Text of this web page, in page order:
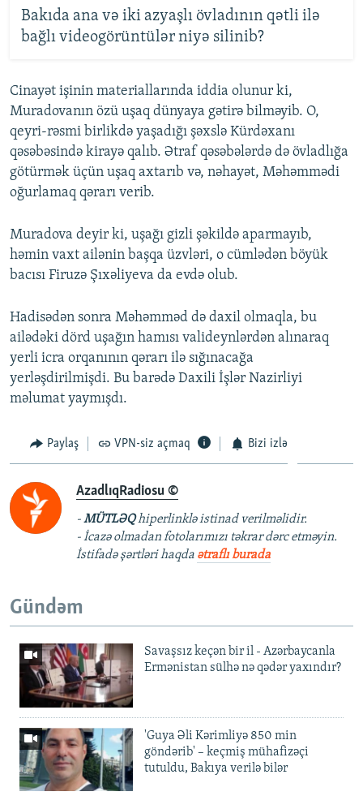
Bakıda ana və iki azyaşlı övladının qətli ilə
bağlı videogörüntülər niyə silinib?
Cinayət işinin materiallarında iddia olunur ki,
Muradovanın özü uşaq dünyaya gətirə bilməyib. O,
qeyri-rəsmi birlikdə yaşadığı şəxslə Kürdəxanı
qəsəbəsində kirayə qalıb. Ətraf qəsəbələrdə də övladlığa
götürmək üçün uşaq axtarıb və, nəhayət, Məhəmmədi
oğurlamaq qərarı verib.
Muradova deyir ki, uşağı gizli şəkildə aparmayıb,
həmin vaxt ailənin başqa üzvləri, o cümlədən böyük
bacısı Firuzə Şıxəliyeva da evdə olub.
Hadisədən sonra Məhəmməd də daxil olmaqla, bu
ailədəki dörd uşağın hamısı valideynlərdən alınaraq
yerli icra orqanının qərarı ilə sığınacağa
yerləşdirilmişdi. Bu barədə Daxili İşlər Nazirliyi
məlumat yaymışdı.
Paylaş VPN-siz açmaq Bizi izlə
AzadlıqRadiosu ©
-MÜTLƏQhiperlinklə istinad verilməlidir.
- İcazə olmadan fotolarımızı təkrar dərc etməyin.
İstifadə şərtləri haqda ətraflı burada
Gündəm
Savaşsız keçən bir il - Azərbaycanla
Ermənistan sülhə nə qədər yaxındır?
'Guya Əli Kərimliyə 850 min
göndərib' – keçmiş mühafizəçi
tutuldu, Bakıya verilə bilər